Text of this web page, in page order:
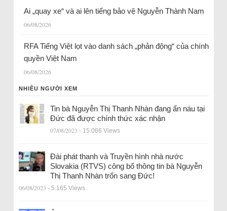
Ai „quay xe“ và ai lên tiếng bảo vệ Nguyễn Thành Nam
06/08/2026
RFA Tiếng Việt lọt vào danh sách „phản động“ của chính
quyền Việt Nam
06/08/2026
NHIỀU NGƯỜI XEM
Tin bà Nguyễn Thị Thanh Nhàn đang ẩn náu tại
Đức đã được chính thức xác nhận
07/08/2023 - 15.066 Views
Đài phát thanh và Truyền hình nhà nước
Slovakia (RTVS) công bố thông tin bà Nguyễn
Thị Thanh Nhàn trốn sang Đức!
06/08/2023 - 5.165 Views